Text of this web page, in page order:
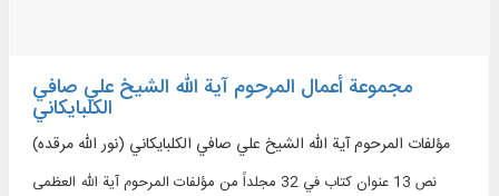
مجموعة أعمال المرحوم آية الله الشيخ علي صافي
الكلبايكاني
مؤلفات المرحوم آية الله الشيخ علي صافي الكلبايكاني (نور الله مرقده)
نص 13 عنوان كتاب في 32 مجلداً من مؤلفات المرحوم آية الله العظمى